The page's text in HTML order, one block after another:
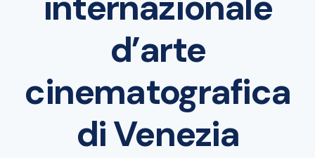
d’arte
cinematografica
di Venezia